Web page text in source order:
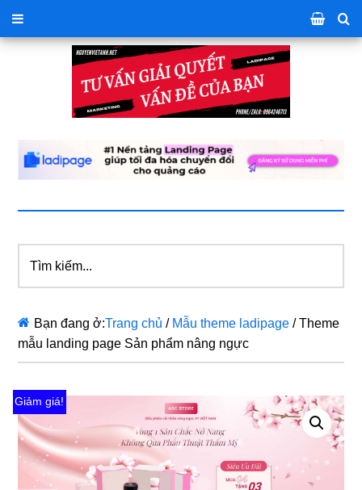
kiếm...
Bạn đang ở:Trang chủ / Mẫu theme ladipage /Theme
mẫu landing page Sản phẩm nâng ngực
Giảm giá!